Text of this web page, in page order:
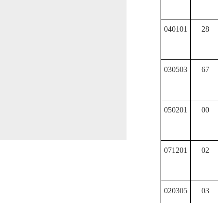
040101 28
030503 67
050201 00
071201 02
020305 03